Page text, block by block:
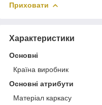
Приховати
Характеристики
Основні
Країна виробник
Основні атрибути
Матеріал каркасу